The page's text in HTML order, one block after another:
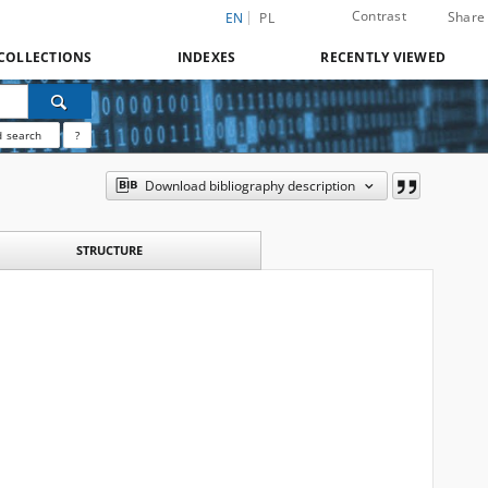
EN PL Contrast Share
INDEXES RECENTLY VIEWED
search ?
Download bibliography description
STRUCTURE